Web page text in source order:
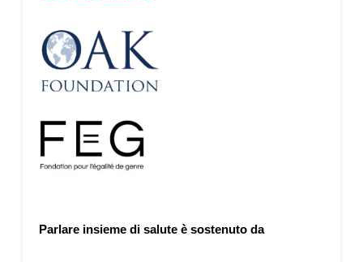
Parlare insieme di salute è sostenuto da